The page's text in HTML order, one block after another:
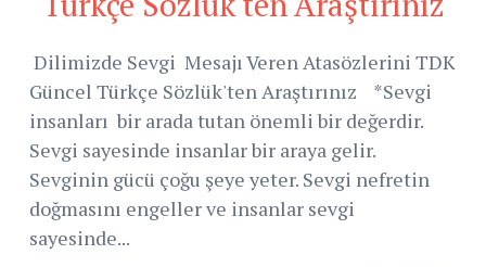
Dilimizde Sevgi Mesajı Veren Atasözlerini TDK
Güncel Türkçe Sözlük'ten Araştırınız *Sevgi
insanları bir arada tutan önemli bir değerdir.
Sevgi sayesinde insanlar bir araya gelir.
Sevginin gücü çoğu şeye yeter. Sevgi nefretin
doğmasını engeller ve insanlar sevgi
sayesinde...